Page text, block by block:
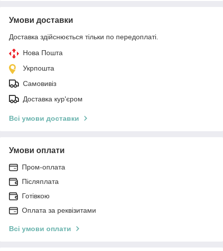
Умови доставки
Доставка здійснюється тільки по передоплаті.
Нова Пошта
Укрпошта
Самовивіз
Доставка кур'єром
Всі умови доставки
Умови оплати
Пром-оплата
Післяплата
Готівкою
Оплата за реквізитами
Всі умови оплати